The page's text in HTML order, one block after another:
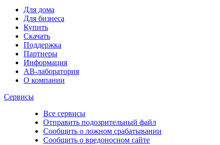
Для дома
Для бизнеса
Купить
Скачать
Поддержка
Партнеры
Информация
АВ-лаборатория
О компании
Сервисы
Все сервисы
Отправить подозрительный файл
Сообщить о ложном срабатывании
Сообщить о вредоносном сайте